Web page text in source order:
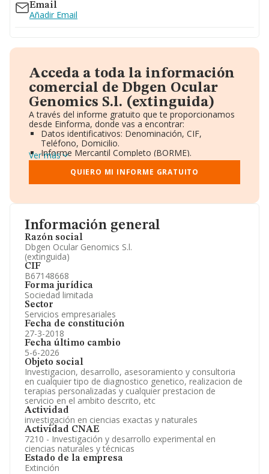
Información general
Razón social
Dbgen Ocular Genomics S.l.
(extinguida)
CIF
B67148668
Forma jurídica
Sociedad limitada
Sector
Servicios empresariales
Fecha de constitución
27-3-2018
Fecha último cambio
5-6-2026
Objeto social
Investigacion, desarrollo, asesoramiento y consultoria
en cualquier tipo de diagnostico genetico, realizacion de
terapias personalizadas y cualquier prestacion de
servicio en el ambito descrito, etc
Actividad
investigación en ciencias exactas y naturales
Actividad CNAE
7210 - Investigación y desarrollo experimental en
ciencias naturales y técnicas
Estado de la empresa
Extinción
Email
Añadir Email
Acceda a toda la información
comercial de Dbgen Ocular
Genomics S.l. (extinguida)
A través del informe gratuito que te proporcionamos
desde Einforma, donde vas a encontrar:
Datos identificativos: Denominación, CIF,
Teléfono, Domicilio.
Informe Mercantil Completo (BORME).
Gráficos de Evolución Ventas y Empleados.
Consejo de Administración y Administradores.
Directivos y Ejecutivos.
Información oficial y registral complementaria.
Ver más
QUIERO MI INFORME GRATUITO